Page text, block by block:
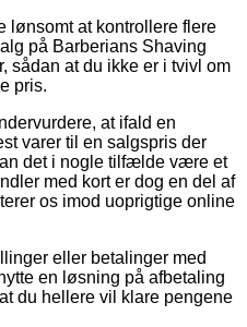
lønsomt at kontrollere flere
på Barberians Shaving
sådan at du ikke er i tvivl om
pris.
at ifald en
varer til en salgspris der
det i nogle tilfælde være et
med kort er dog en del af
os imod uoprigtige online
eller betalinger med
en løsning på afbetaling
du hellere vil klare pengene